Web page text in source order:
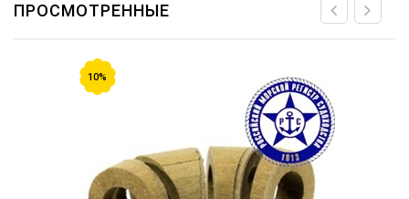
ПРОСМОТРЕННЫЕ
10%